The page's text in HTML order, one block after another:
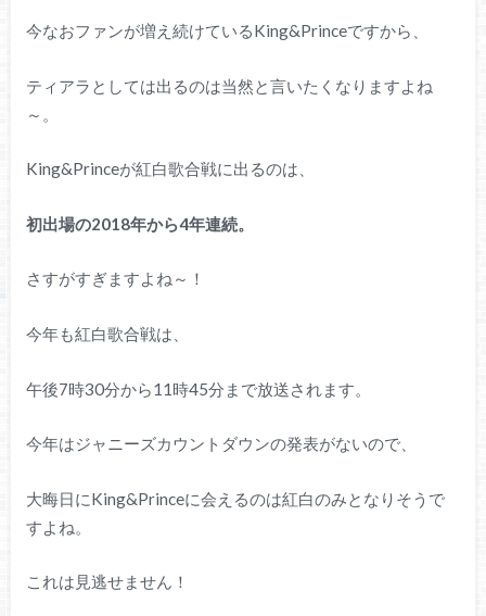
今なおファンが増え続けているKing&Princeですから、
ティアラとしては出るのは当然と言いたくなりますよね
～。
King&Princeが紅白歌合戦に出るのは、
初出場の2018年から4年連続。
さすがすぎますよね～！
今年も紅白歌合戦は、
午後7時30分から11時45分まで放送されます。
今年はジャニーズカウントダウンの発表がないので、
大晦日にKing&Princeに会えるのは紅白のみとなりそうで
すよね。
これは見逃せません！